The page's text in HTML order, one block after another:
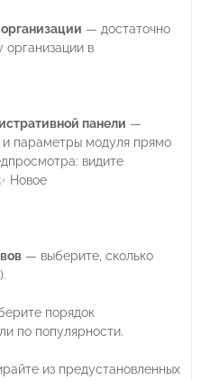
— достаточно
организации в
панели —
и параметры модуля прямо
видите
Новое
— выберите, сколько
порядок
по популярности.
из предустановленных